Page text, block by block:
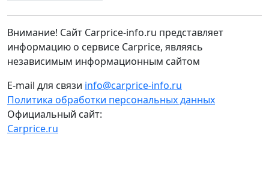
Внимание! Сайт Carprice-info.ru представляет
информацию о сервисе Carprice, являясь
независимым информационным сайтом
E-mail для связи info@carprice-info.ru
Политика обработки персональных данных
Официальный сайт:
Carprice.ru